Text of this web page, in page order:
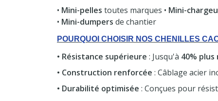
• Mini-pelles toutes marques • Mini-
• Mini-dumpers de chantier
POURQUOI CHOISIR NOS CHENILLES
• Résistance supérieure : Jusqu'à 40%
• Construction renforcée : Câblage acier
• Durabilité optimisée : Conçues pour